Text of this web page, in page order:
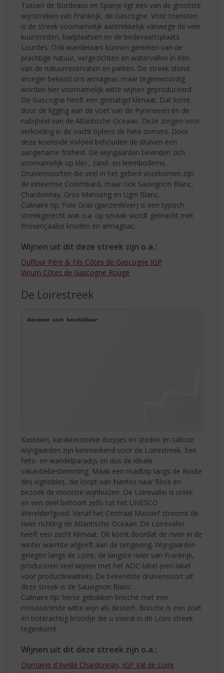
Tussen de Bordeaux en Spanje ligt één van de grootste
wijnstreken van Frankrijk, de Gascogne. Voor toeristen
is de streek voornamelijk aantrekkelijk vanwege de vele
kuuroorden, badplaatsen en de bedevaartsplaats
Lourdes. Ook wandelaars kunnen genieten van de
prachtige natuur, vergezichten en watervallen in één
van de natuurreservaten en parken. De streek stond
vroeger bekend om armagnac maar tegenwoordig
worden hier voornamelijk witte wijnen geproduceerd.
De Gascogne heeft een gematigd klimaat. Dat komt
door de ligging aan de voet van de Pyreneeën en de
nabijheid van de Atlantische Oceaan. Deze zorgen voor
verkoeling in de nacht tijdens de hete zomers. Door
deze koelende invloed behouden de druiven een
aangename frisheid. De wijngaarden bevinden zich
voornamelijk op klei-, zand- en leembodems.
Druivensoorten die veel in het gebied voorkomen zijn
de inheemse Colombard, maar ook Sauvignon Blanc,
Chardonnay, Gros Manseng en Ugni Blanc.
Culinaire tip: Foie Gras (ganzenlever) is een typisch
streekgerecht wat o.a. op smaak wordt gebracht met
Provençaalse kruiden en armagnac.
Wijnen uit dit deze streek zijn o.a.:
Duffour Père & Fils Côtes de Gascogne IGP
Vinum Côtes de Gascogne Rouge
De Loirestreek
Kastelen, karakteristieke dorpjes en steden en talloze
wijngaarden zijn kenmerkend voor de Loirestreek. Een
fiets- en wandelparadijs en dus de ideale
vakantiebestemming. Maak een roadtrip langs de Route
des vignobles, die loopt van Nantes naar Blois en
bezoek de mooiste wijnhuizen. De Loirevallei is uniek
en een deel behoort zelfs tot het UNESCO
Werelderfgoed. Vanaf het Centraal Massief stroomt de
rivier richting de Atlantische Oceaan. De Loirevallei
heeft een zacht klimaat. Dit komt doordat de rivier in de
winter warmte afgeeft aan de omgeving. Wijngaarden
gelegen langs de Loire, de langste rivier van Frankrijk,
produceren veel wijnen met het AOC-label (een label
voor productkwaliteit). De bekendste druivensoort uit
deze streek is de Sauvignon Blanc.
Culinaire tip: Verse gebakken brioche met een
mousserende witte wijn als dessert. Brioche is een zoet
en boterachtig broodje die u overal in de Loire streek
tegenkomt.
Wijnen uit dit deze streek zijn o.a.:
Domaine d'Avrillé Chardonnay, IGP Val de Loire